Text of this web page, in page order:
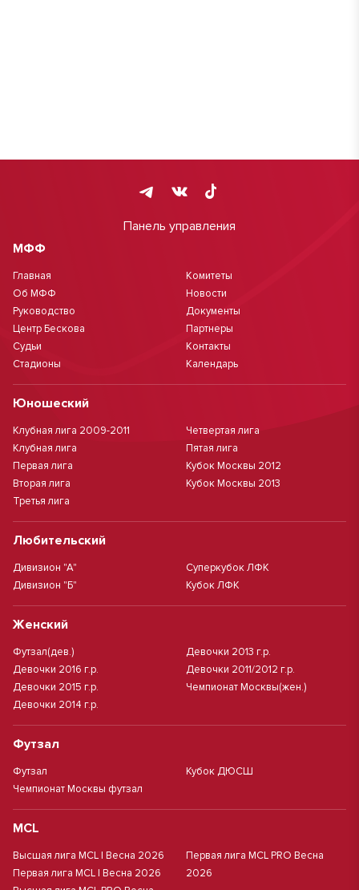
Панель управления
МФФ
Главная
Об МФФ
Руководство
Центр Бескова
Судьи
Стадионы
Комитеты
Новости
Документы
Партнеры
Контакты
Календарь
Юношеский
Клубная лига 2009-2011
Клубная лига
Первая лига
Вторая лига
Третья лига
Четвертая лига
Пятая лига
Кубок Москвы 2012
Кубок Москвы 2013
Любительский
Дивизион "А"
Дивизион "Б"
Суперкубок ЛФК
Кубок ЛФК
Женский
Футзал(дев.)
Девочки 2016 г.р.
Девочки 2015 г.р.
Девочки 2014 г.р.
Девочки 2013 г.р.
Девочки 2011/2012 г.р.
Чемпионат Москвы(жен.)
Футзал
Футзал
Чемпионат Москвы футзал
Кубок ДЮСШ
MCL
Высшая лига MCL | Весна 2026
Первая лига MCL | Весна 2026
Первая лига MCL PRO Весна
2026